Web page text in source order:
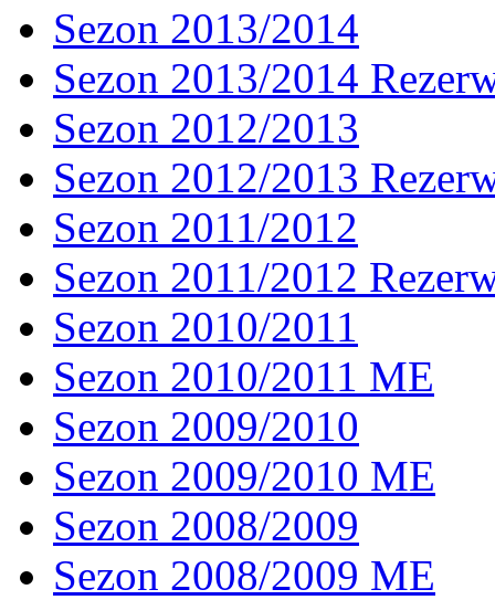
Sezon 2013/2014
Sezon 2013/2014
Sezon 2012/2013
Sezon 2012/2013
Sezon 2011/2012
Sezon 2011/2012
Sezon 2010/2011
Sezon 2010/2011 ME
Sezon 2009/2010
Sezon 2009/2010 ME
Sezon 2008/2009
Sezon 2008/2009 ME